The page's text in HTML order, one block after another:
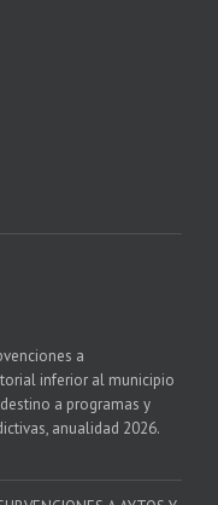
a
inferior al municipio
a programas y
anualidad 2026.